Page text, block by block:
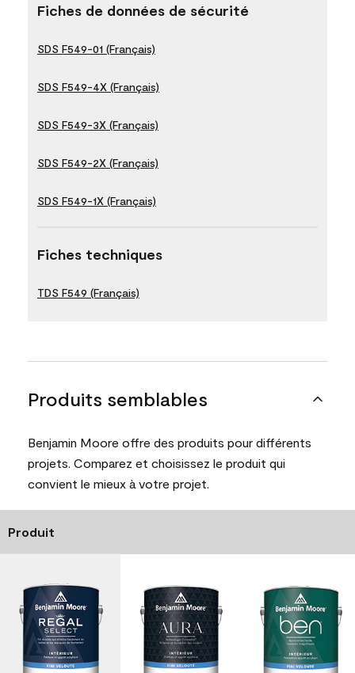
Fiches de données de sécurité
SDS F549-01 (Français)
SDS F549-4X (Français)
SDS F549-3X (Français)
SDS F549-2X (Français)
SDS F549-1X (Français)
Fiches techniques
TDS F549 (Français)
Produits semblables
Benjamin Moore offre des produits pour différents
projets. Comparez et choisissez le produit qui
convient le mieux à votre projet.
Produit